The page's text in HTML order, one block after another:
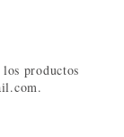
productos